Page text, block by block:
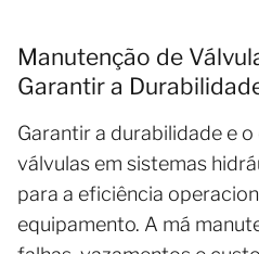
Manutenção de
Garantir a
Garantir a durabilidade e
válvulas em sistemas
para a eficiência
equipamento. A má